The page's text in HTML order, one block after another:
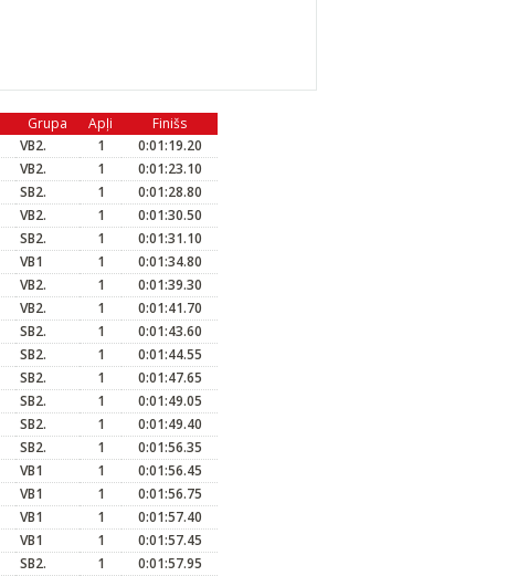
Grupa Apļi
Finišs
VB2. 1
0:01:19.20
VB2. 1
0:01:23.10
SB2. 1
0:01:28.80
VB2. 1
0:01:30.50
SB2. 1
0:01:31.10
VB1 1
0:01:34.80
VB2. 1
0:01:39.30
VB2. 1
0:01:41.70
SB2. 1
0:01:43.60
SB2. 1
0:01:44.55
SB2. 1
0:01:47.65
SB2. 1
0:01:49.05
SB2. 1
0:01:49.40
SB2. 1
0:01:56.35
VB1 1
0:01:56.45
VB1 1
0:01:56.75
VB1 1
0:01:57.40
VB1 1
0:01:57.45
SB2. 1
0:01:57.95